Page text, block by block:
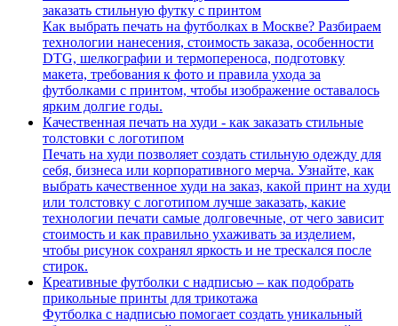
заказать стильную футку с принтом
Как выбрать печать на футболках в Москве? Разбираем
технологии нанесения, стоимость заказа, особенности
DTG, шелкографии и термопереноса, подготовку
макета, требования к фото и правила ухода за
футболками с принтом, чтобы изображение оставалось
ярким долгие годы.
Качественная печать на худи - как заказать стильные
толстовки с логотипом
Печать на худи позволяет создать стильную одежду для
себя, бизнеса или корпоративного мерча. Узнайте, как
выбрать качественное худи на заказ, какой принт на худи
или толстовку с логотипом лучше заказать, какие
технологии печати самые долговечные, от чего зависит
стоимость и как правильно ухаживать за изделием,
чтобы рисунок сохранял яркость и не трескался после
стирок.
Креативные футболки с надписью – как подобрать
прикольные принты для трикотажа
Футболка с надписью помогает создать уникальный